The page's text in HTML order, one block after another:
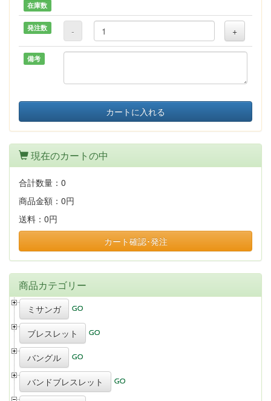
在庫数
発注数 - +
備考
カートに入れる
現在のカートの中
合計数量： 0
商品金額： 0円
送料： 0円
カート確認･発注
商品カテゴリー
ミサンガ
ブレスレット
バングル
バンドブレスレット